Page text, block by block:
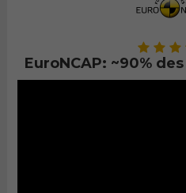
EuroNCAP: ~90%